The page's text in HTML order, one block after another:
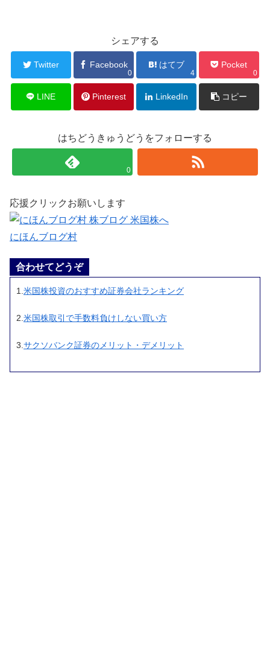
シェアする
Twitter Facebook
0
はてブ
4
Pocket
0
LINE Pinterest LinkedIn コピー
はちどうきゅうどうをフォローする
0
応援クリックお願いします
にほんブログ村
合わせてどうぞ
1. 米国株投資のおすすめ証券会社ランキング
2.米国株取引で手数料負けしない買い方
3.サクソバンク証券のメリット・デメリット